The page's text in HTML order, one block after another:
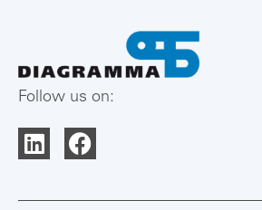
Follow us on: